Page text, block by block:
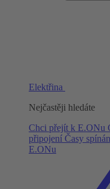
Elektřina
Nejčastěji hledáte
Chci přejít k E.ONu
připojení Časy
E.ONu